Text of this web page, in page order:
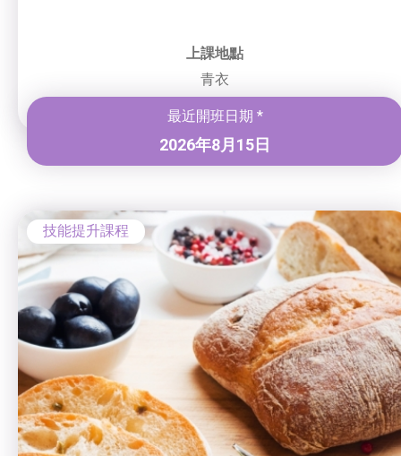
上課地點
青衣
最近開班日期 *
2026年8月15日
技能提升課程